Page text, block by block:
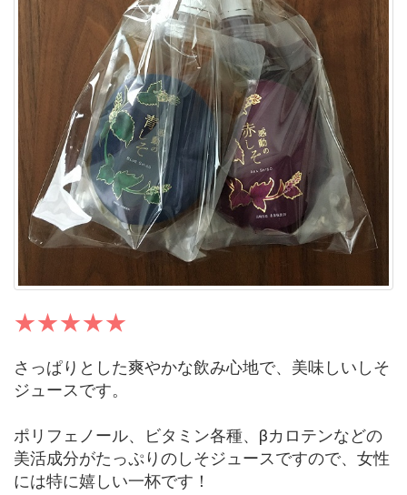
さっぱりとした爽やかな飲み心地で、美味しいしそ
ジュースです。
ポリフェノール、ビタミン各種、βカロテンなどの
美活成分がたっぷりのしそジュースですので、女性
には特に嬉しい一杯です！